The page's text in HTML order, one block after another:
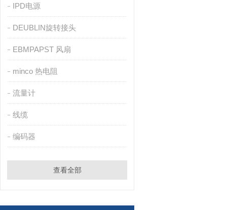
IPD电源
DEUBLIN旋转接头
EBMPAPST 风扇
minco 热电阻
流量计
线缆
编码器
查看全部